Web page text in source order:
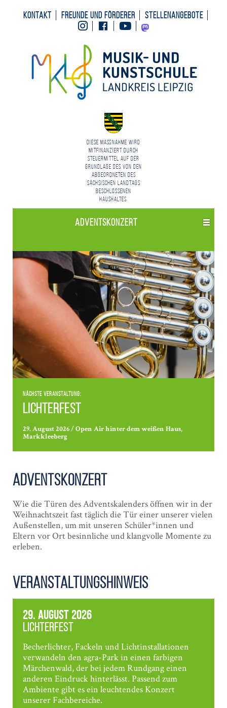
Kontakt Freunde und Förderer
Stellenangebote
InstagramFacebookYoutubeMastodon
Diese Maßnahme wird
mitfinanziert durch
Steuermittel auf der
Grundlage des von den
Abgeordneten des
Sächsischen Landtags
beschlossenen
Haushaltes.
Adventskonzert
Nächste Veranstaltung:
Lichterfest
29. August 2026 / Open Air hinter dem weißen Haus,
Markkleeberg
Adventskonzert
Wie die Türen des Adventskalenders öffnen wir in der
Weihnachtszeit fast täglich die Tür einer unserer vielen
Außenstellen, um mit unseren Schüler*innen und
Eltern vor Ort besinnliche und klangvolle Momente zu
erleben.
Veranstaltungshinweis
29. August 2026
Lichterfest
Becherlichter, Fackeln und Lichtinstallationen
verwandeln den agra-Park in einen farbigen
Märchenwald, der bei jedem Rundgang einen
anderen Eindruck hinterlässt. Passend zum
Ambiente gibt es ein leuchtendes Konzert
unserer Fachbereiche.